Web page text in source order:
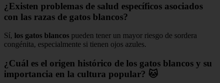
¿Existen problemas de salud específicos asociados
con las razas de gatos blancos?
Sí, los gatos blancos pueden tener un mayor riesgo de sordera
congénita, especialmente si tienen ojos azules.
¿Cuál es el origen histórico de los gatos blancos y su
importancia en la cultura popular? 🐱